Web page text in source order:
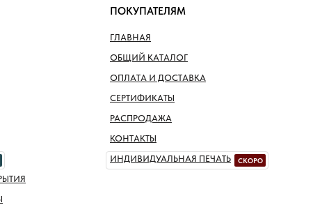
ОБЩИЙ КАТАЛОГ
ОПЛАТА И ДОСТАВКА
СЕРТИФИКАТЫ
РАСПРОДАЖА
КОНТАКТЫ
ИНДИВИДУАЛЬНАЯ ПЕЧАТЬ
СКОРО
ПОКУПАТЕЛЯМ
ГЛАВНАЯ